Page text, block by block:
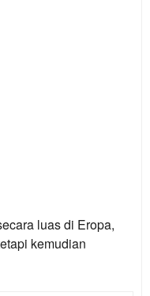
luas di Eropa,
kemudian